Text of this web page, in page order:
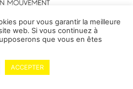
NOUS•CONTACT
-By Vovoxx Média
légales Contributeurs
pour vous garantir la meilleure
web. Si vous continuez à
que vous en êtes
ACCEPTER